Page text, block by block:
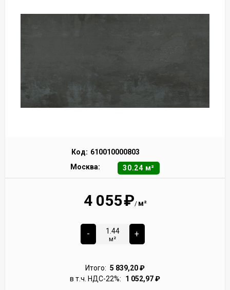
Код: 610010000803
Москва:
30.24 м²
4 055₽/ м²
-
м²
+
Итого: 5 839,20₽
в т.ч. НДС-22%:
1 052,97₽